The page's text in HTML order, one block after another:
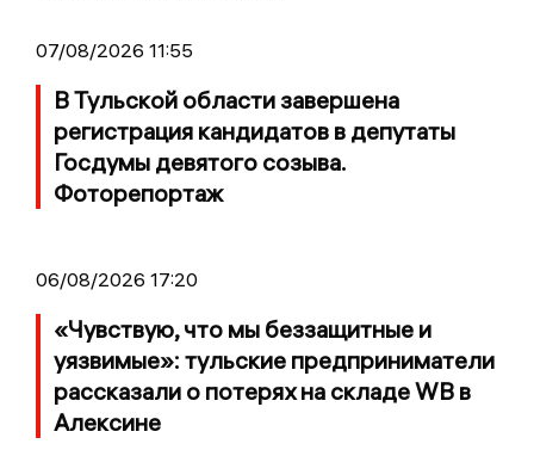
07/08/2026 11:55
В Тульской области завершена
регистрация кандидатов в депутаты
Госдумы девятого созыва.
Фоторепортаж
06/08/2026 17:20
«Чувствую, что мы беззащитные и
уязвимые»: тульские предприниматели
рассказали о потерях на складе WB в
Алексине